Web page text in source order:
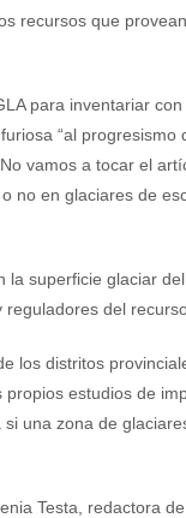
recursos que
para inventariar
“al progresismo
vamos a tocar el
no en glaciares de
superficie glaciar
del
los distritos
estudios de
una zona de
Testa, redactora